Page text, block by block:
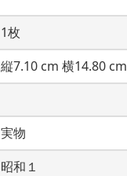
1枚
縦7.10 cm 横14.80 cm
実物
昭和１